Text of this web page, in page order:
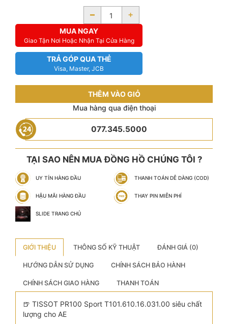
- +
MUA NGAY
Giao Tận Nơi Hoặc Nhận Tại Cửa Hàng
TRẢ GÓP QUA THẺ
Visa, Master, JCB
THÊM VÀO GIỎ
Mua hàng qua điện thoại
077.345.5000
TẠI SAO NÊN MUA ĐỒNG HỒ CHÚNG TÔI ?
UY TÍN HÀNG ĐẦU THANH TOÁN DỄ DÀNG (COD)
HẬU MÃI HÀNG ĐẦU THAY PIN MIỄN PHÍ
SLIDE TRANG CHỦ
GIỚI THIỆU THÔNG SỐ KỸ THUẬT ĐÁNH GIÁ (0)
HƯỚNG DẪN SỬ DỤNG CHÍNH SÁCH BẢO HÀNH
CHÍNH SÁCH GIAO HÀNG THANH TOÁN
🍺 TISSOT PR100 Sport T101.610.16.031.00 siêu chất
lượng cho AE